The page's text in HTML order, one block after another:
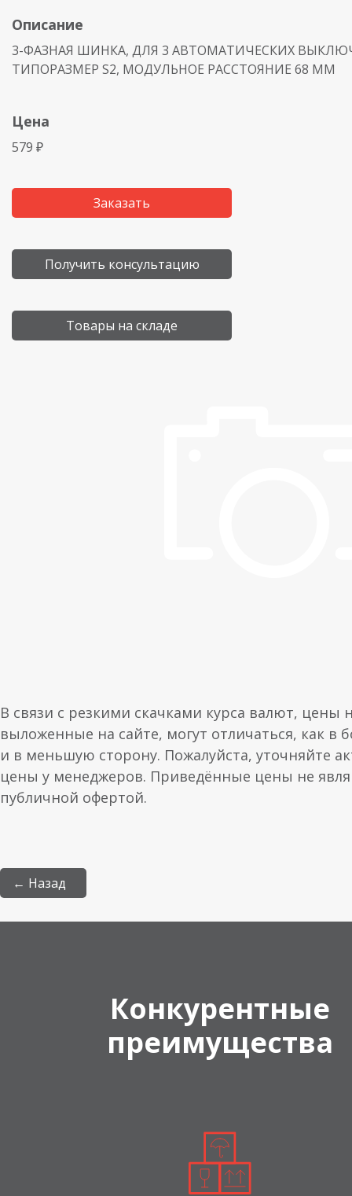
Описание
3-ФАЗНАЯ ШИНКА, ДЛЯ 3 АВТОМАТИЧЕСКИХ
ТИПОРАЗМЕР S2, МОДУЛЬНОЕ РАССТОЯНИЕ 68 MM
Цена
579 ₽
Заказать
Получить консультацию
Товары на складе
В связи с резкими скачками курса валют, цены
выложенные на сайте, могут отличаться, как в
и в меньшую сторону. Пожалуйста, уточняйте
цены у менеджеров. Приведённые цены не
публичной офертой.
← Назад
Конкурентные
преимущества